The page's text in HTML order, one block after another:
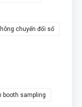
chuyển đổi số
booth sampling